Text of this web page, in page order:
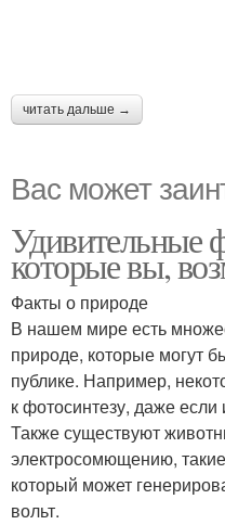
читать дальше →
Вас может
Удивительные
которые вы,
Факты о природе
В нашем мире есть
природе, которые могут
публике. Например,
к фотосинтезу, даже если
Также существуют
электросомющению, такие
который может
вольт.